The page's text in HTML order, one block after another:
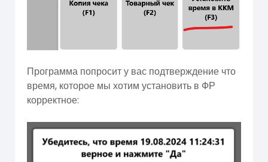
Программа попросит у вас подтверждение что
время, которое мы хотим установить в ФР
корректное: